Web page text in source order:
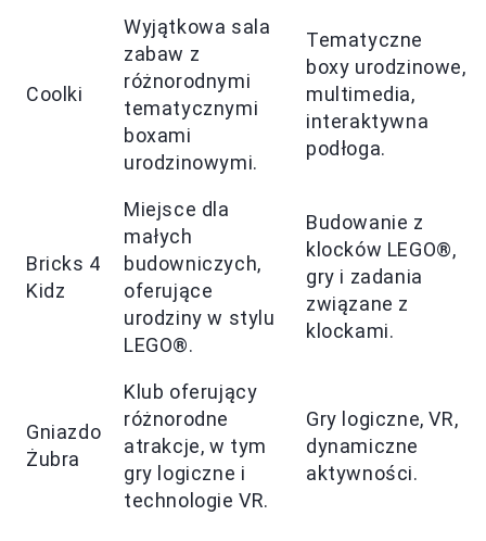
Coolki
Wyjątkowa sala
zabaw z
różnorodnymi
tematycznymi
boxami
urodzinowymi.
Tematyczne
boxy urodzinowe,
multimedia,
interaktywna
podłoga.
Bricks 4
Kidz
Miejsce dla
małych
budowniczych,
oferujące
urodziny w stylu
LEGO®.
Budowanie z
klocków LEGO®,
gry i zadania
związane z
klockami.
Gniazdo
Żubra
Klub oferujący
różnorodne
atrakcje, w tym
gry logiczne i
technologie VR.
Gry logiczne, VR,
dynamiczne
aktywności.